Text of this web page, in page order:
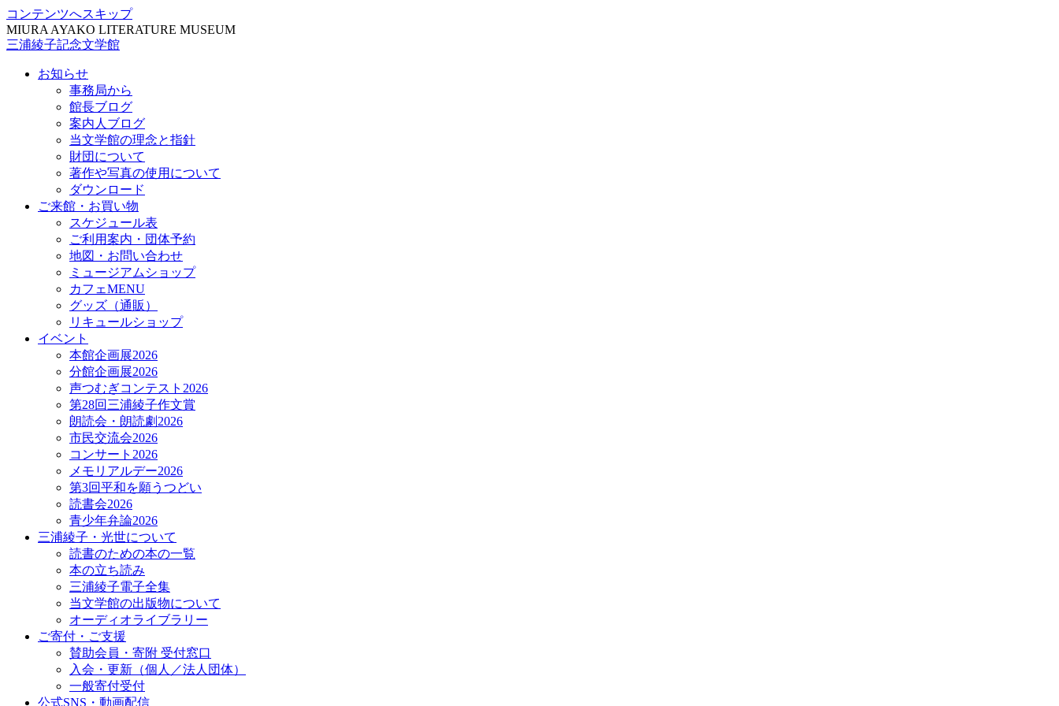
コンテンツへスキップ
MIURA AYAKO LITERATURE MUSEUM
三浦綾子記念文学館
お知らせ
事務局から
館長ブログ
案内人ブログ
当文学館の理念と指針
財団について
著作や写真の使用について
ダウンロード
ご来館・お買い物
スケジュール表
ご利用案内・団体予約
地図・お問い合わせ
ミュージアムショップ
カフェMENU
グッズ（通販）
リキュールショップ
イベント
本館企画展2026
分館企画展2026
声つむぎコンテスト2026
第28回三浦綾子作文賞
朗読会・朗読劇2026
市民交流会2026
コンサート2026
メモリアルデー2026
第3回平和を願うつどい
読書会2026
青少年弁論2026
三浦綾子・光世について
読書のための本の一覧
本の立ち読み
三浦綾子電子全集
当文学館の出版物について
オーディオライブラリー
ご寄付・ご支援
賛助会員・寄附 受付窓口
入会・更新（個人／法人団体）
一般寄付受付
公式SNS・動画配信